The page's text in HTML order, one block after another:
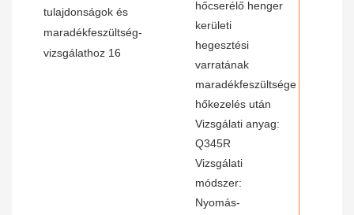
hőcserélő henger
kerületi
hegesztési
varratának
maradékfeszültsége
hőkezelés után
Vizsgálati anyag:
Q345R
Vizsgálati
módszer:
Nyomás-